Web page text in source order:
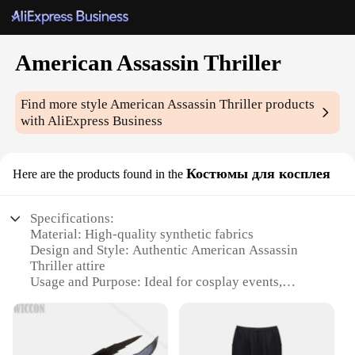
American Assassin Thriller
Find more styleAmerican Assassin Thriller products
with AliExpress Business
Here are the products found in the Костюмы для косплея
Specifications:
Material: High-quality synthetic fabrics
Design and Style: Authentic American Assassin
Thriller attire
Usage and Purpose: Ideal for cosplay events,
Performance and Property: Durable and comfortable
Parts and Accessories: Complete set including